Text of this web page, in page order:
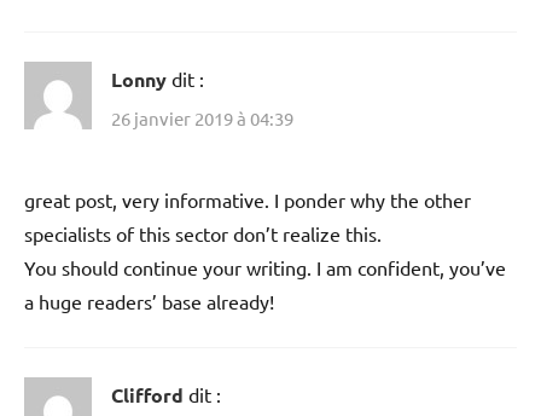
Lonny dit :
26 janvier 2019 à 04:39
great post, very informative. I ponder why the other
specialists of this sector don’t realize this.
You should continue your writing. I am confident, you’ve
a huge readers’ base already!
Clifford dit :